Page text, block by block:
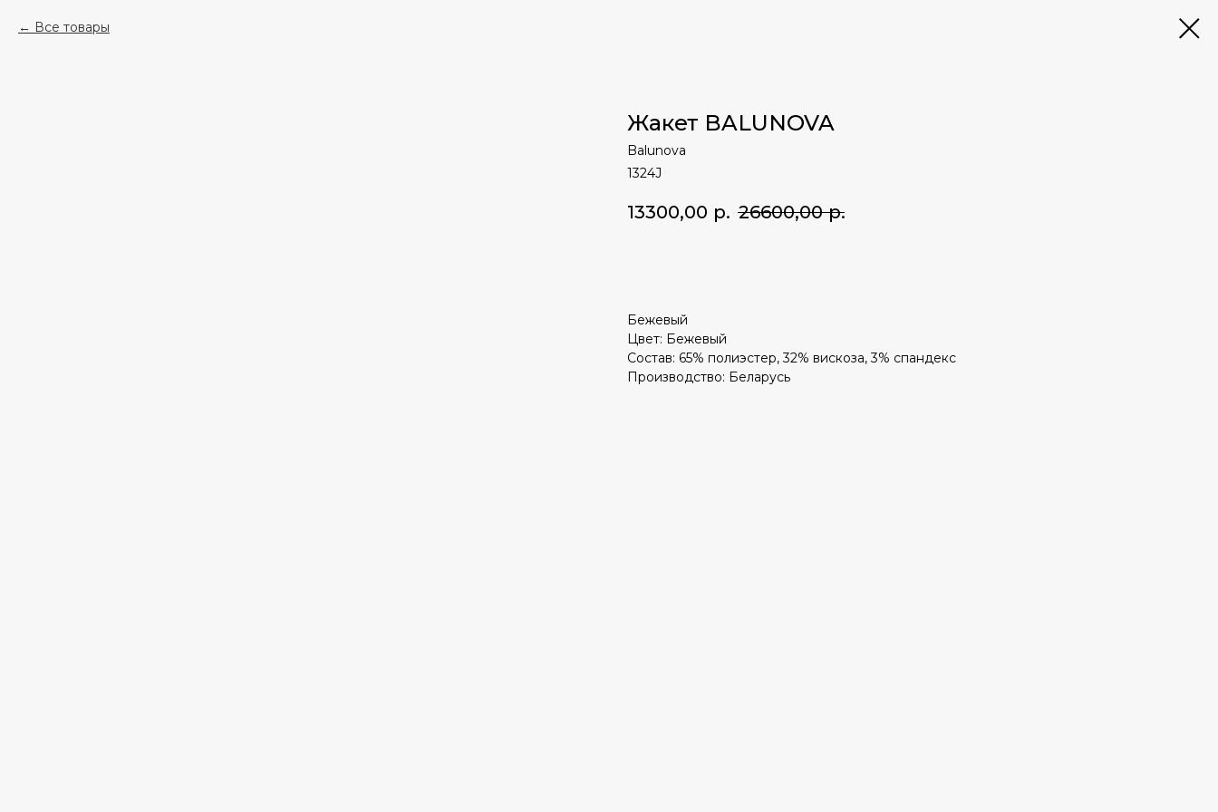
Все товары
Жакет BALUNOVA
Balunova
1324J
13300,00 р. 26600,00 р.
Бежевый
Цвет: Бежевый
Состав: 65% полиэстер, 32% вискоза, 3% спандекс
Производство: Беларусь